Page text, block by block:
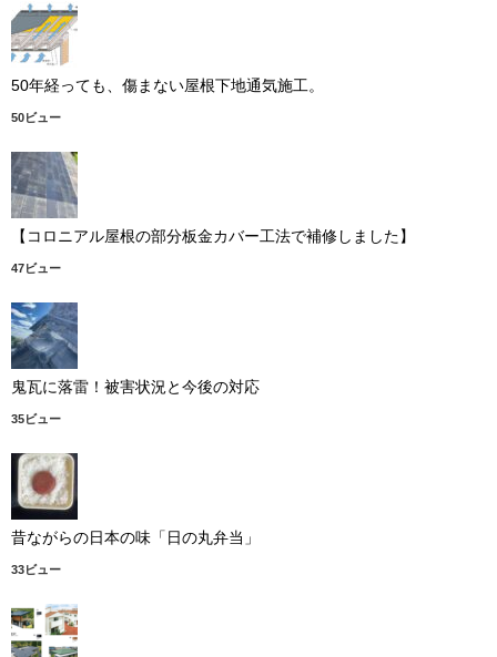
50年経っても、傷まない屋根下地通気施工。
50ビュー
【コロニアル屋根の部分板金カバー工法で補修しました】
47ビュー
鬼瓦に落雷！被害状況と今後の対応
35ビュー
昔ながらの日本の味「日の丸弁当」
33ビュー